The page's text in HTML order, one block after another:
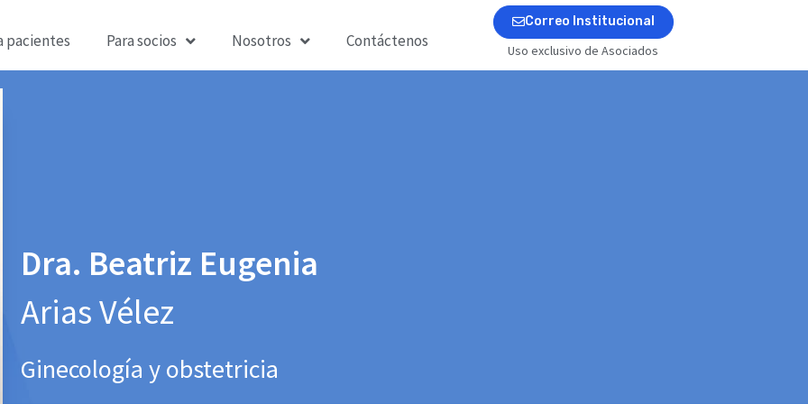
pacientes Para socios Nosotros Contáctenos
Correo Institucional
Uso exclusivo de Asociados
Dra. Beatriz Eugenia
Arias Vélez
Ginecología y obstetricia